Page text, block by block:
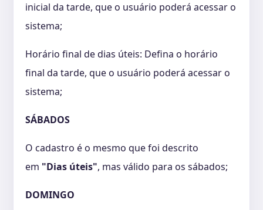
inicial da tarde, que o usuário poderá acessar o
sistema;
Horário final de dias úteis: Defina o horário
final da tarde, que o usuário poderá acessar o
sistema;
SÁBADOS
O cadastro é o mesmo que foi descrito
em "Dias úteis", mas válido para os sábados;
DOMINGO